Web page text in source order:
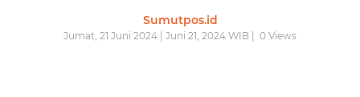
Sumutpos.id
Jumat, 21 Juni 2024 | Juni 21, 2024 WIB | 0 Views